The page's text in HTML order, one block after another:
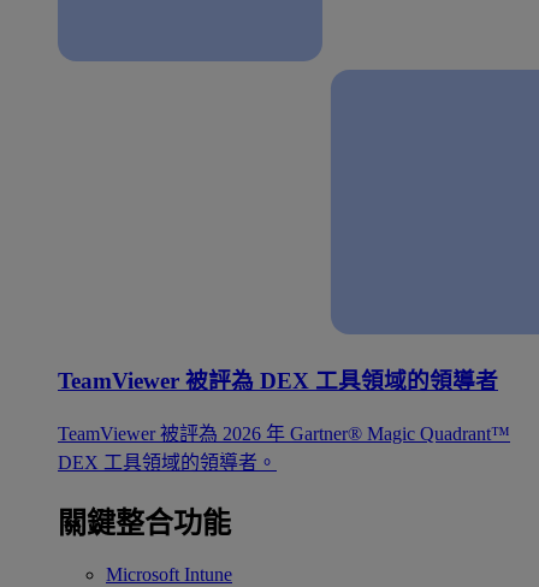
TeamViewer 被評為 DEX 工具領域的領導者
TeamViewer 被評為 2026 年 Gartner® Magic Quadrant™
DEX 工具領域的領導者。
關鍵整合功能
Microsoft Intune